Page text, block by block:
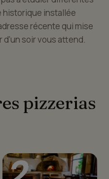
historique installée
récente qui mise
d'un soir vous attend.
pizzerias